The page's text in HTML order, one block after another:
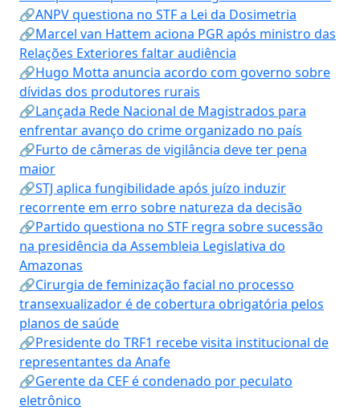
🔗ANPV questiona no STF a Lei da Dosimetria
🔗Marcel van Hattem aciona PGR após ministro das
Relações Exteriores faltar audiência
🔗Hugo Motta anuncia acordo com governo sobre
dívidas dos produtores rurais
🔗Lançada Rede Nacional de Magistrados para
enfrentar avanço do crime organizado no país
🔗Furto de câmeras de vigilância deve ter pena
maior
🔗STJ aplica fungibilidade após juízo induzir
recorrente em erro sobre natureza da decisão
🔗Partido questiona no STF regra sobre sucessão
na presidência da Assembleia Legislativa do
Amazonas
🔗Cirurgia de feminização facial no processo
transexualizador é de cobertura obrigatória pelos
planos de saúde
🔗Presidente do TRF1 recebe visita institucional de
representantes da Anafe
🔗Gerente da CEF é condenado por peculato
eletrônico